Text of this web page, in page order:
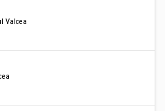
Valcea